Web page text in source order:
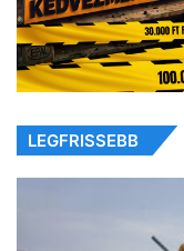
LEGFRISSEBB